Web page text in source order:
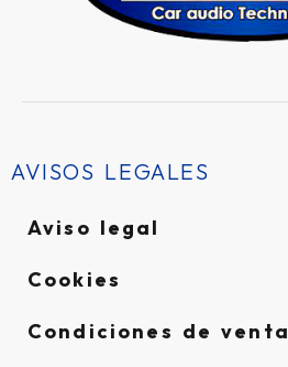
AVISOS LEGALES
Aviso legal
Cookies
Condiciones de venta